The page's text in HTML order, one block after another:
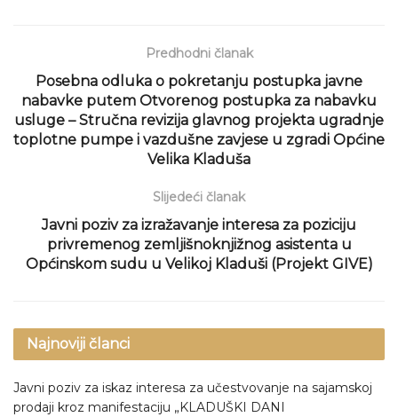
Predhodni članak
Posebna odluka o pokretanju postupka javne
nabavke putem Otvorenog postupka za nabavku
usluge – Stručna revizija glavnog projekta ugradnje
toplotne pumpe i vazdušne zavjese u zgradi Općine
Velika Kladuša
Slijedeći članak
Javni poziv za izražavanje interesa za poziciju
privremenog zemljišnoknjižnog asistenta u
Općinskom sudu u Velikoj Kladuši (Projekt GIVE)
Najnoviji članci
Javni poziv za iskaz interesa za učestvovanje na sajamskoj
prodaji kroz manifestaciju „KLADUŠKI DANI